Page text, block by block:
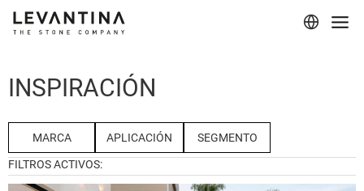
Materiales
Proyectos
Aplicaciones
INSPIRACIÓN
MARCA APLICACIÓN SEGMENTO
FILTROS ACTIVOS: